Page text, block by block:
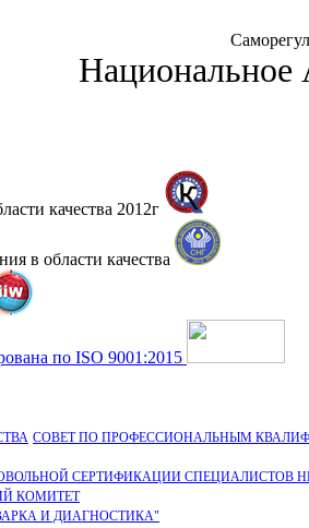
Национальное
качества 2012г
в области качества
по ISO 9001:2015
СОВЕТ ПО ПРОФЕССИОНАЛЬНЫМ
СЕРТИФИКАЦИИ СПЕЦИАЛИСТОВ
КОМИТЕТ
И ДИАГНОСТИКА"